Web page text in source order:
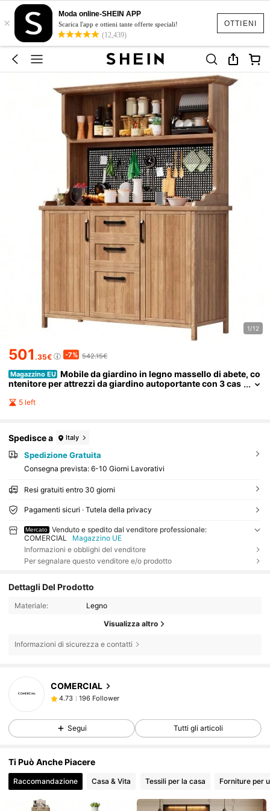
OTTIENI
×
Moda online-SHEIN APP
Scarica l'app e ottieni tante offerte speciali!
(12,439)
1/12
501.35€ -7% 542.15€
Magazzino EU Mobile da giardino in legno massello di abete, co
ntenitore per attrezzi da giardino autoportante con 3 cas
olabili, ideale per terrazzo o balcone.
5 left
Spedisce a Italy
Spedizione Gratuita
Consegna prevista: 6-10 Giorni Lavorativi
Resi gratuiti entro 30 giorni
Pagamenti sicuri · Tutela della privacy
Mercato
Venduto e spedito dal venditore professionale:
COMERCIAL
Magazzino UE
Informazioni e obblighi del venditore
Per segnalare questo venditore e/o prodotto
Dettagli Del Prodotto
Materiale: Legno
Visualizza altro
Informazioni di sicurezza e contatti
COMERCIAL
4.73
196 Follower
D***Asegue2 ore fa
4.73 196 Follower
4.73
4.73 196 Follower
Segui Tutti gli articoli
Ti Può Anche Piacere
Raccomandazione Casa & Vita Tessili per la casa Forniture per